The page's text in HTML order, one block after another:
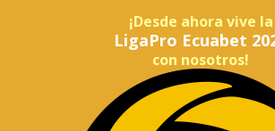
¡Desde ahora vive la
LigaPro Ecuabet
con nosotros!